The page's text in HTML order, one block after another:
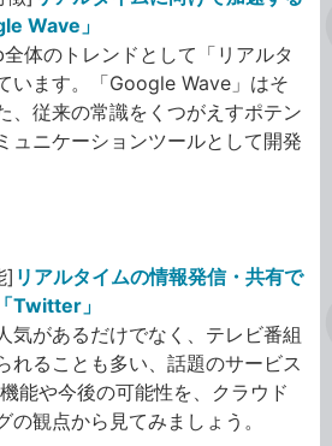
Wave」
体のトレンドとして「リアルタ
います。「Google Wave」はそ
、従来の常識をくつがえすポテン
ュニケーションツールとして開発
] リアルタイムの情報発信・共有で
Twitter」
気があるだけでなく、テレビ番組
れることも多い、話題のサービス
能や今後の可能性を、クラウド
の観点から見てみましょう。